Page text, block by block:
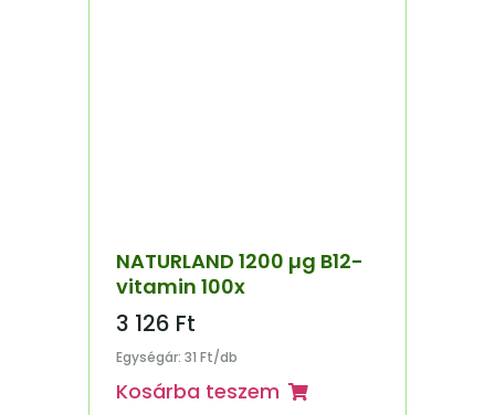
NATURLAND 1200 µg B12-
vitamin 100x
3 126 Ft
Egységár: 31 Ft/db
Kosárba teszem